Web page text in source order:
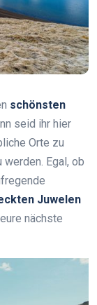
schönsten
seid ihr hier
Orte zu
Egal, ob
Juwelen
nächste